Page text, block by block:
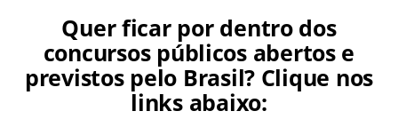
Quer ficar por dentro dos
concursos públicos abertos e
previstos pelo Brasil? Clique nos
links abaixo: